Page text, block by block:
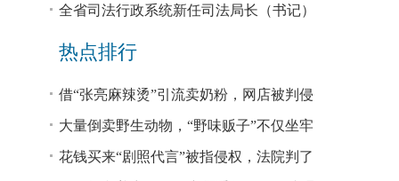
0327号提案办理座谈会
全省司法行政系统新任司法局长（书记）
培训班开班 方华堂作专题辅导
热点排行
借“张亮麻辣烫”引流卖奶粉，网店被判侵
权！
大量倒卖野生动物，“野味贩子”不仅坐牢
还得赔钱
花钱买来“剧照代言”被指侵权，法院判了